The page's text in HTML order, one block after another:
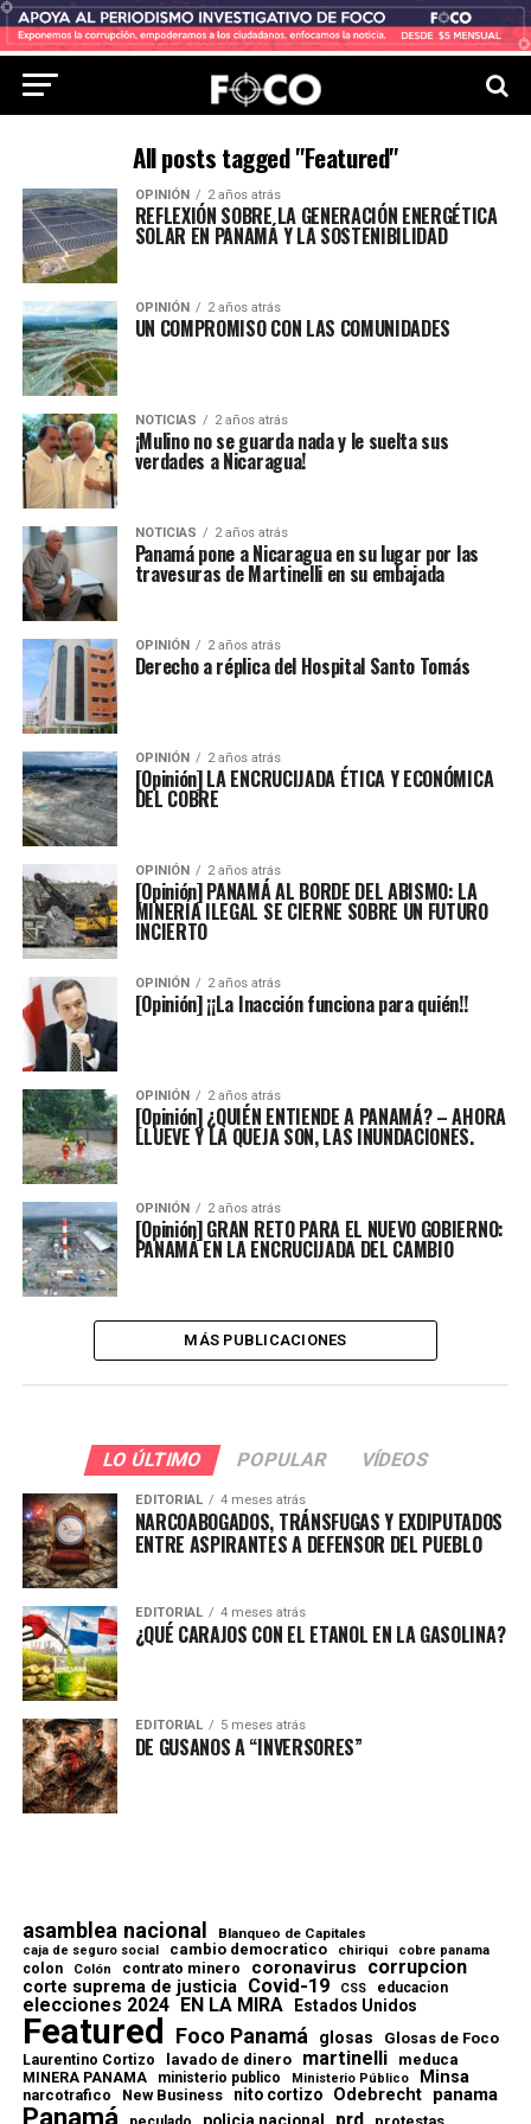
All posts tagged "Featured"
OPINIÓN 2 años atrás
REFLEXIÓN SOBRE LA GENERACIÓN ENERGÉTICA
SOLAR EN PANAMÁ Y LA SOSTENIBILIDAD
OPINIÓN 2 años atrás
UN COMPROMISO CON LAS COMUNIDADES
NOTICIAS 2 años atrás
¡Mulino no se guarda nada y le suelta sus
verdades a Nicaragua!
NOTICIAS 2 años atrás
Panamá pone a Nicaragua en su lugar por las
travesuras de Martinelli en su embajada
OPINIÓN 2 años atrás
Derecho a réplica del Hospital Santo Tomás
OPINIÓN 2 años atrás
[Opinión] LA ENCRUCIJADA ÉTICA Y ECONÓMICA
DEL COBRE
OPINIÓN 2 años atrás
[Opinión] PANAMÁ AL BORDE DEL ABISMO: LA
MINERÍA ILEGAL SE CIERNE SOBRE UN FUTURO
INCIERTO
OPINIÓN 2 años atrás
[Opinión] ¡¡La Inacción funciona para quién!!
OPINIÓN 2 años atrás
[Opinión] ¿QUIÉN ENTIENDE A PANAMÁ? – AHORA
LLUEVE Y LA QUEJA SON, LAS INUNDACIONES.
OPINIÓN 2 años atrás
[Opinión] GRAN RETO PARA EL NUEVO GOBIERNO:
PANAMÁ EN LA ENCRUCIJADA DEL CAMBIO
MÁS PUBLICACIONES
LO ÚLTIMO POPULAR VÍDEOS
EDITORIAL 4 meses atrás
NARCOABOGADOS, TRÁNSFUGAS Y EXDIPUTADOS
ENTRE ASPIRANTES A DEFENSOR DEL PUEBLO
EDITORIAL 4 meses atrás
¿QUÉ CARAJOS CON EL ETANOL EN LA GASOLINA?
EDITORIAL 5 meses atrás
DE GUSANOS A “INVERSORES”
asamblea nacional Blanqueo de Capitales
caja de seguro social cambio democratico chiriqui cobre panama
colon Colón contrato minero coronavirus corrupcion
corte suprema de justicia Covid-19 CSS educacion
elecciones 2024 EN LA MIRA Estados Unidos
Featured Foco Panamá glosas Glosas de Foco
Laurentino Cortizo lavado de dinero martinelli meduca
MINERA PANAMA ministerio publico Ministerio Público Minsa
narcotrafico New Business nito cortizo Odebrecht panama
Panamá